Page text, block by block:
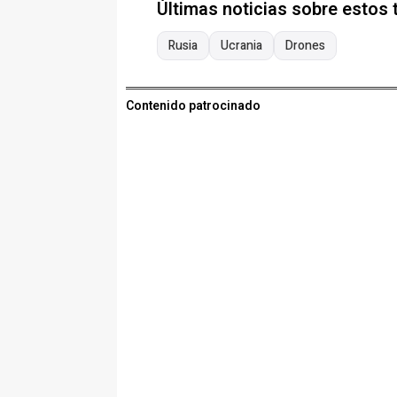
Últimas noticias sobre estos
Rusia Ucrania Drones
Contenido patrocinado